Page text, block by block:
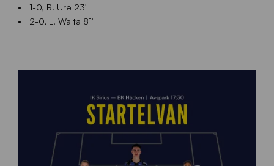
1-0, R. Ure 23′
2-0, L. Walta 81′